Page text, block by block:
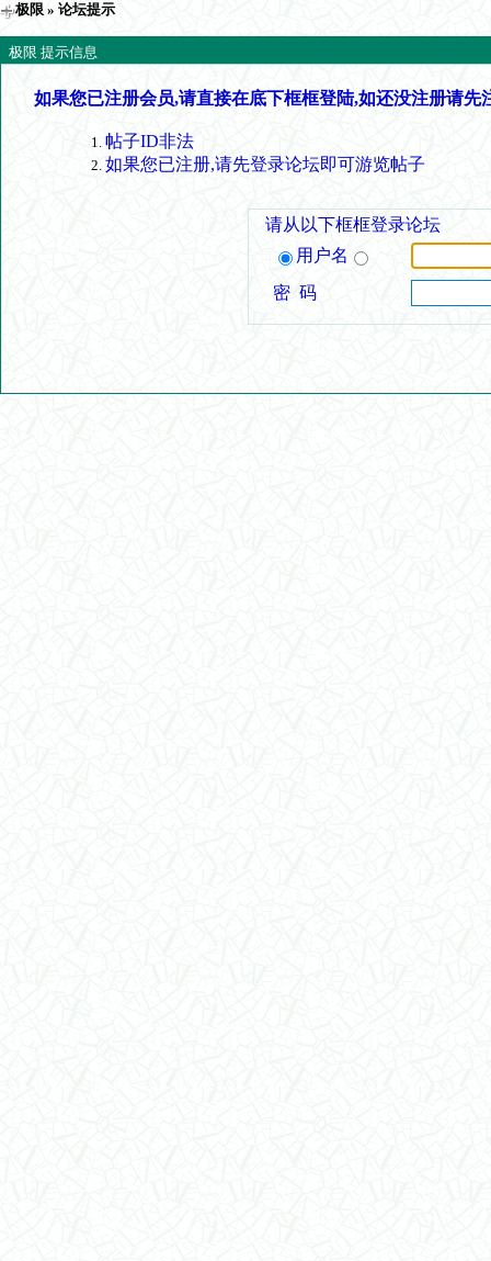
极限 » 论坛提示
极限 提示信息
如果您已注册会员,请直接在底下框框登陆,如还没注册请先
帖子ID非法
如果您已注册,请先登录论坛即可游览帖子
请从以下框框登录论坛
用户名
密 码